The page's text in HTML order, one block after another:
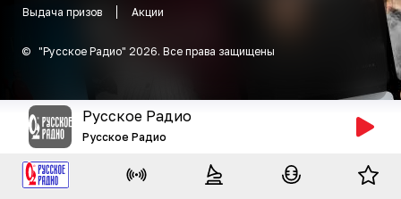
Выдача призов
Акции
© "Русское Радио" 2026. Все права защищены
Русское Радио
Русское Радио